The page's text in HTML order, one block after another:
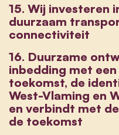
15. Wij investeren
duurzaam
connectiviteit
16. Duurzame
inbedding met een
toekomst, de
West-Vlaming en
en verbindt met
de toekomst